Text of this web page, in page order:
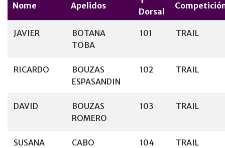
Nome Apelidos
Dorsal
JAVIER
BOTANA
TOBA
101 TRAIL
RICARDO
BOUZAS
ESPASANDIN
102 TRAIL
DAVID
BOUZAS
ROMERO
103 TRAIL
SUSANA
CABO
104 TRAIL